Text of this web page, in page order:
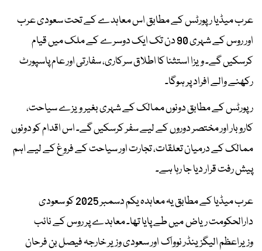
عرب میڈیا رپورٹس کے مطابق اس معاہدے کے تحت سعودی عرب
اور روس کے شہری 90 دن تک ایک دوسرے کے ملک میں قیام
کرسکیں گے۔ ویزا استثنا کا اطلاق سرکاری، سفارتی اور عام پاسپورٹ
رکھنے والے افراد پر ہوگا۔
رپورٹس کے مطابق دونوں ممالک کے شہری بغیر ویزے سیاحت،
کاروبار اور مختصر دوروں کے لیے سفر کرسکیں گے۔ اس اقدام کو دونوں
ممالک کے درمیان تعلقات، تجارت اور سیاحت کے فروغ کے لیے اہم
پیش رفت قرار دیا جا رہا ہے۔
عرب میڈیا کے مطابق یہ معاہدہ یکم دسمبر 2025 کو سعودی
دارالحکومت ریاض میں طے پایا تھا۔ معاہدے پر روس کے نائب
وزیراعظم الیگزینڈر نوواک اور سعودی وزیر خارجہ فیصل بن فرحان